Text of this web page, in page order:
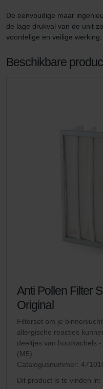
De eenvoudige maar
de lage drukval van de unit
voordelige en veilige werking.
Beschikbare
Anti Pollen Filter
Original
Filterset om je
allergische reacties
deeltjes van houtkachels
(M5)
Catalogusnummer:
Dit product is te vinden in: